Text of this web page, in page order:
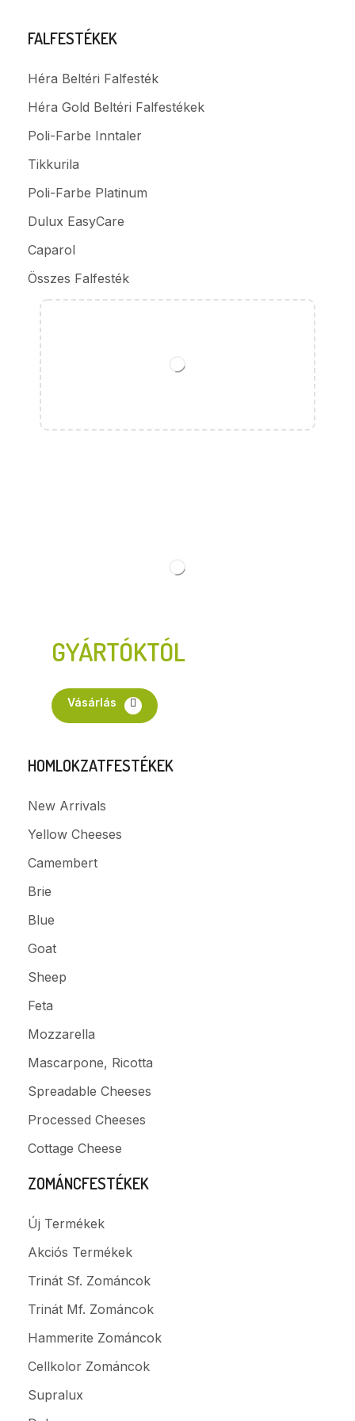
FALFESTÉKEK
Héra Beltéri Falfesték
Héra Gold Beltéri Falfestékek
Poli-Farbe Inntaler
Tikkurila
Poli-Farbe Platinum
Dulux EasyCare
Caparol
Összes Falfesték
GYÁRTÓKTÓL
Vásárlás
HOMLOKZATFESTÉKEK
New Arrivals
Yellow Cheeses
Camembert
Brie
Blue
Goat
Sheep
Feta
Mozzarella
Mascarpone, Ricotta
Spreadable Cheeses
Processed Cheeses
Cottage Cheese
ZOMÁNCFESTÉKEK
Új Termékek
Akciós Termékek
Trinát Sf. Zománcok
Trinát Mf. Zománcok
Hammerite Zománcok
Cellkolor Zománcok
Supralux